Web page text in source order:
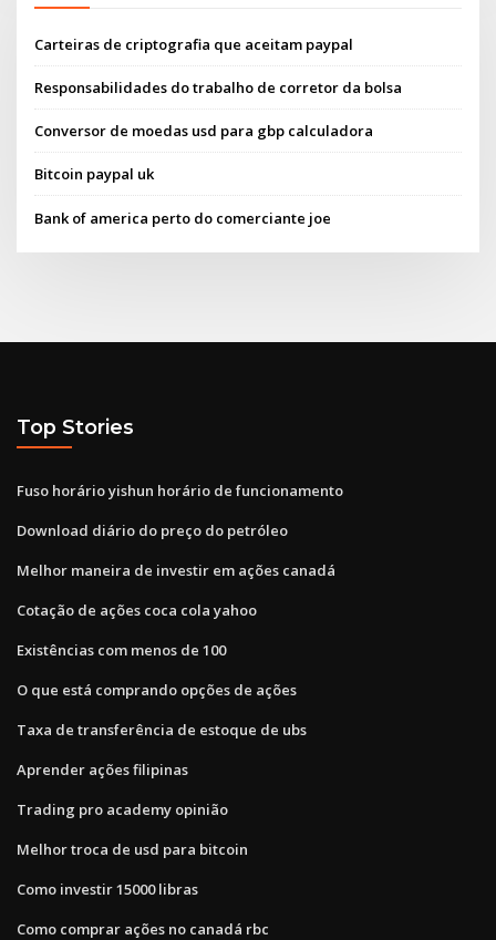
Carteiras de criptografia que aceitam paypal
Responsabilidades do trabalho de corretor da bolsa
Conversor de moedas usd para gbp calculadora
Bitcoin paypal uk
Bank of america perto do comerciante joe
Top Stories
Fuso horário yishun horário de funcionamento
Download diário do preço do petróleo
Melhor maneira de investir em ações canadá
Cotação de ações coca cola yahoo
Existências com menos de 100
O que está comprando opções de ações
Taxa de transferência de estoque de ubs
Aprender ações filipinas
Trading pro academy opinião
Melhor troca de usd para bitcoin
Como investir 15000 libras
Como comprar ações no canadá rbc